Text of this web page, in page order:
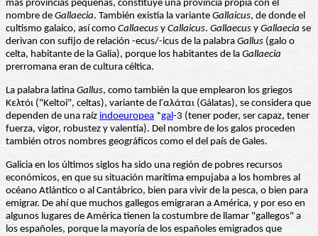
más provincias pequeñas, constituye una provincia propia con el
nombre de Gallaecia. También existía la variante Gallaicus, de donde el
cultismo galaico, así como Callaecus y Callaicus. Gallaecus y Gallaecia se
derivan con sufijo de relación -ecus/-icus de la palabra Gallus (galo o
celta, habitante de la Galia), porque los habitantes de la Gallaecia
prerromana eran de cultura céltica.
La palabra latina Gallus, como también la que emplearon los griegos
Κελτόι ("Keltoi", celtas), variante de Γαλάται (Gálatas), se considera que
dependen de una raíz indoeuropea *gal-3 (tener poder, ser capaz, tener
fuerza, vigor, robustez y valentía). Del nombre de los galos proceden
también otros nombres geográficos como el del país de Gales.
Galicia en los últimos siglos ha sido una región de pobres recursos
económicos, en que su situación marítima empujaba a los hombres al
océano Atlántico o al Cantábrico, bien para vivir de la pesca, o bien para
emigrar. De ahí que muchos gallegos emigraran a América, y por eso en
algunos lugares de América tienen la costumbre de llamar "gallegos" a
los españoles, porque la mayoría de los españoles emigrados que